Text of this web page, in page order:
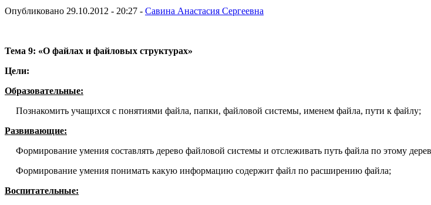
Опубликовано 29.10.2012 - 20:27 - Савина Анастасия Сергеевна
Тема 9: «О файлах и файловых структурах»
Цели:
Образовательные:
Познакомить учащихся с понятиями файла, папки, файловой системы, именем файла, пути к файлу;
Развивающие:
Формирование умения составлять дерево файловой системы и отслеживать путь файла по этому
Формирование умения понимать какую информацию содержит файл по расширению файла;
Воспитательные: